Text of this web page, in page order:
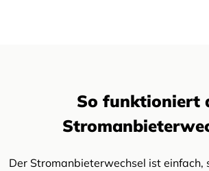
So funktioniert
Der Stromanbieterwechsel ist einfach,